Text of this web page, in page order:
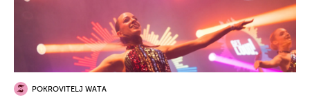
POKROVITELJ WATA